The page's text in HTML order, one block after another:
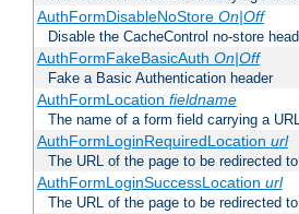
AuthFormDisableNoStore On|Off
Disable the CacheControl no-store
AuthFormFakeBasicAuth On|Off
Fake a Basic Authentication header
AuthFormLocation fieldname
The name of a form field carrying a
AuthFormLoginRequiredLocation url
The URL of the page to be redirected
AuthFormLoginSuccessLocation url
The URL of the page to be redirected